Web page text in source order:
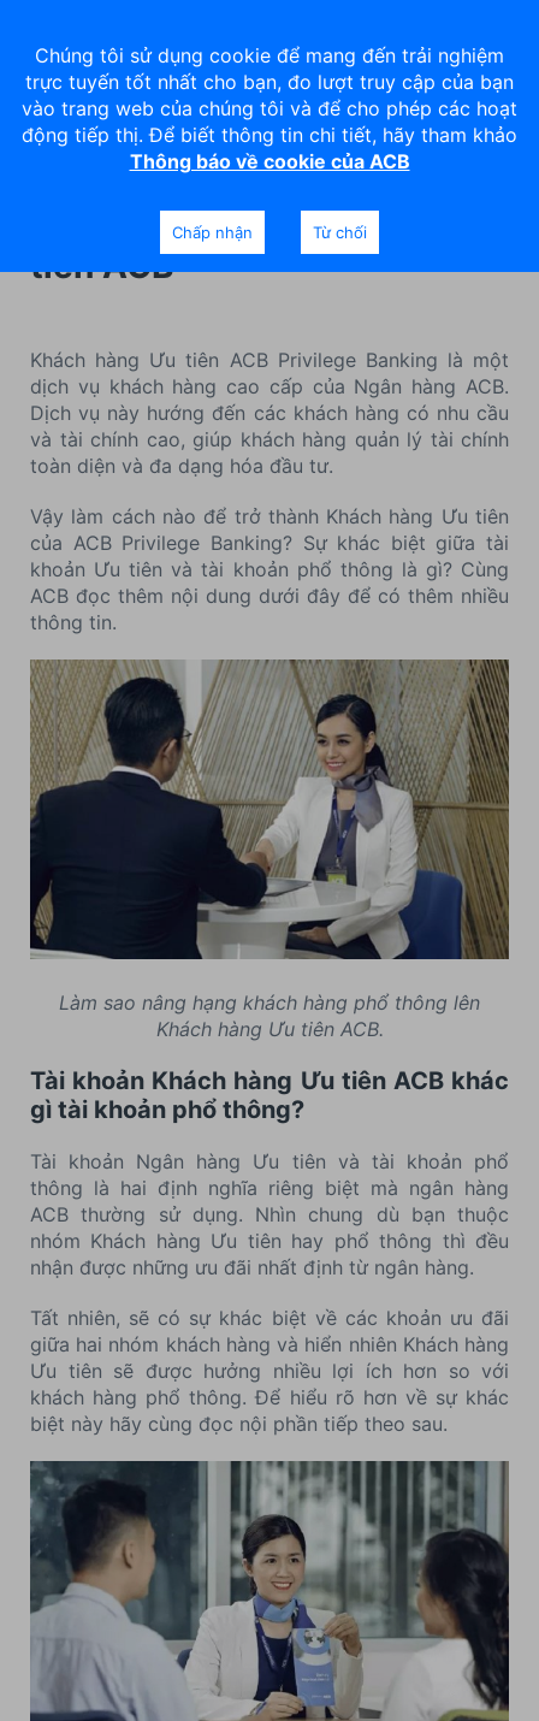
Nâng hạng khách hàng phổ
thông lên khách hàng Ưu
tiên ACB
Khách hàng Ưu tiên ACB Privilege Banking là một
dịch vụ khách hàng cao cấp của Ngân hàng ACB.
Dịch vụ này hướng đến các khách hàng có nhu cầu
và tài chính cao, giúp khách hàng quản lý tài chính
toàn diện và đa dạng hóa đầu tư.
Vậy làm cách nào để trở thành Khách hàng Ưu tiên
của ACB Privilege Banking? Sự khác biệt giữa tài
khoản Ưu tiên và tài khoản phổ thông là gì? Cùng
ACB đọc thêm nội dung dưới đây để có thêm nhiều
thông tin.
Làm sao nâng hạng khách hàng phổ thông lên
Khách hàng Ưu tiên ACB.
Tài khoản Khách hàng Ưu tiên ACB khác
gì tài khoản phổ thông?
Tài khoản Ngân hàng Ưu tiên và tài khoản phổ
thông là hai định nghĩa riêng biệt mà ngân hàng
ACB thường sử dụng. Nhìn chung dù bạn thuộc
nhóm Khách hàng Ưu tiên hay phổ thông thì đều
nhận được những ưu đãi nhất định từ ngân hàng.
Tất nhiên, sẽ có sự khác biệt về các khoản ưu đãi
giữa hai nhóm khách hàng và hiển nhiên Khách hàng
Ưu tiên sẽ được hưởng nhiều lợi ích hơn so với
khách hàng phổ thông. Để hiểu rõ hơn về sự khác
biệt này hãy cùng đọc nội phần tiếp theo sau.
Chúng tôi sử dụng cookie để mang đến trải nghiệm
trực tuyến tốt nhất cho bạn, đo lượt truy cập của bạn
vào trang web của chúng tôi và để cho phép các hoạt
động tiếp thị. Để biết thông tin chi tiết, hãy tham khảo
Thông báo về cookie của ACB
Chấp nhận Từ chối